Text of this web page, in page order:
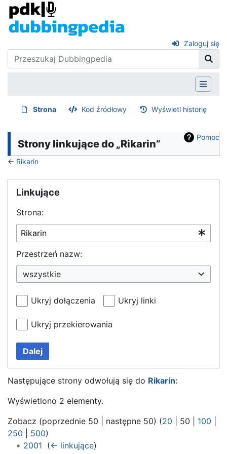
Zaloguj się
Strona Kod źródłowy Wyświetl historię
Pomoc
Strony linkujące do „Rikarin”
← Rikarin
Linkujące
Strona:
Przestrzeń nazw:
wszystkie
Ukryj dołączenia Ukryj linki
Ukryj przekierowania
Dalej
Następujące strony odwołują się do Rikarin:
Wyświetlono 2 elementy.
Zobacz (poprzednie 50 następne 50) (20 50 100
250
500)
2001 (← linkujące)